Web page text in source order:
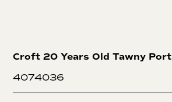
Croft 20 Years Old Tawny Port
4074036